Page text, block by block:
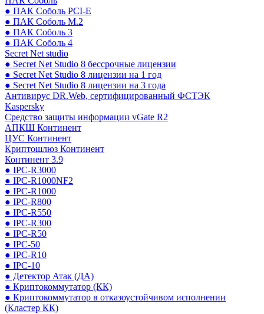
● ПАК Соболь PCI-E
● ПАК Соболь М.2
● ПАК Соболь 3
● ПАК Соболь 4
Secret Net studio
● Secret Net Studio 8 бессрочные лицензии
● Secret Net Studio 8 лицензии на 1 год
● Secret Net Studio 8 лицензии на 3 года
Антивирус DR.Web, сертифицированный ФСТЭК
Kaspersky
Средство защиты информации vGate R2
АПКШ Континент
ЦУС Континент
Криптошлюз Континент
Континент 3.9
● IPC-R3000
● IPC-R1000NF2
● IPC-R1000
● IPC-R800
● IPC-R550
● IPC-R300
● IPC-R50
● IPC-50
● IPC-R10
● IPC-10
● Детектор Атак (ДА)
● Криптокоммутатор (КК)
● Криптокоммутатор в отказоустойчивом исполнении
(Кластер КК)